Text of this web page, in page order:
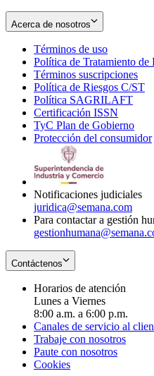
Acerca de nosotros
Términos de uso
in
new
window
Política de Tratamiento de
Términos suscripciones
in
Política de Riesgos C/ST
Política SAGRILAFT
new
Certificación ISSN
in
new
TyC Plan de Gobierno
in
Protección del consumidor
Notificaciones judiciales
juridica@semana.com
Para contactar a gestión
Contáctenos
Horarios de atención
Lunes a Viernes
8:00 a.m. a 6:00 p.m.
Canales de servicio al
Trabaje con nosotros
Paute con nosotros
Cookies